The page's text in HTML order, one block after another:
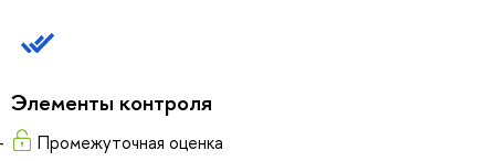
Элементы контроля
Промежуточная оценка